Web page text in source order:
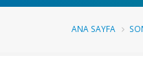
ANA SAYFA